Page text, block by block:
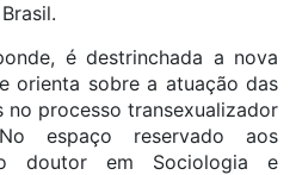
é destrinchada a nova
orienta sobre a atuação das
no processo transexualizador
espaço reservado aos
doutor em Sociologia e